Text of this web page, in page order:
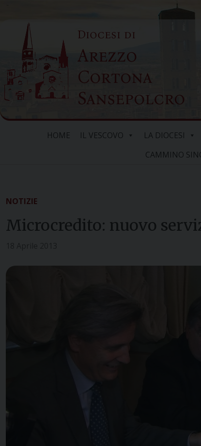
content
Diocesi di
Arezzo
Cortona
Sansepolcro
HOME IL VESCOVO LA DIOCESI
CAMMINO
NOTIZIE
Microcredito: nuovo